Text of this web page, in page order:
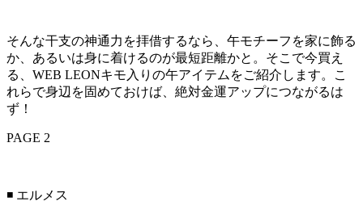
そんな干支の神通力を拝借するなら、午モチーフを家に飾る
か、あるいは身に着けるのが最短距離かと。そこで今買え
る、WEB LEONキモ入りの午アイテムをご紹介します。こ
れらで身辺を固めておけば、絶対金運アップにつながるは
ず！
PAGE 2
◾️ エルメス